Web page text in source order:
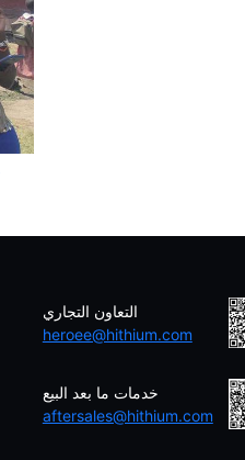
التعاون التجاري
heroee@hithium.com
خدمات ما بعد البيع
aftersales@hithium.com